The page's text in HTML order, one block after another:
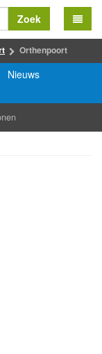
Zoek
Orthenpoort
Nieuws